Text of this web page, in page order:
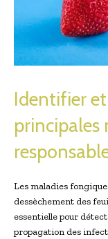
Identifier
principales
Les maladies
dessèchement des
essentielle pour
propagation des